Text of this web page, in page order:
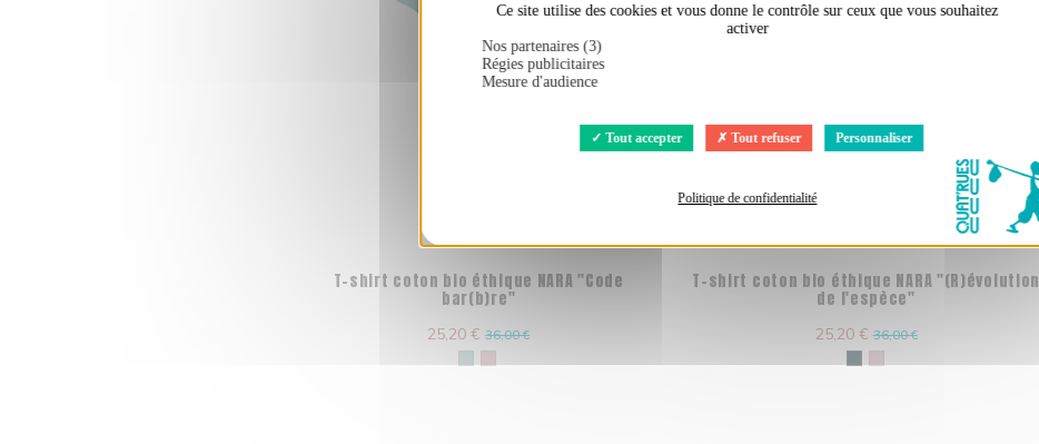
Ce site utilise des cookies et vous donne le contrôle sur ceux que vous souhaitez
activer
Nos partenaires (3)
Régies publicitaires
Mesure d'audience
Tout accepter Tout refuser Personnaliser
Politique de confidentialité
T-shirt coton bio éthique NARA "Code
bar(b)re"
25,20 €36,00 €
T-shirt coton bio éthique NARA "(R)évolution
de l'espèce"
25,20 €36,00 €